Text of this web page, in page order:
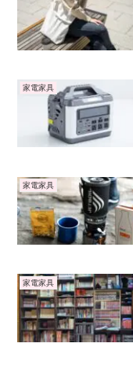
家電家具
家電家具
家電家具